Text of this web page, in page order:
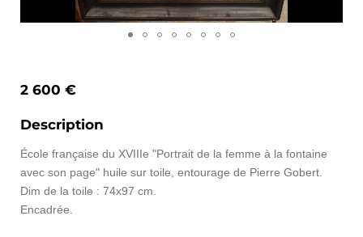
2 600 €
Description
École française du XVIIIe "Portrait de la femme à la fontaine
avec son page" huile sur toile, entourage de Pierre Gobert.
Dim de la toile : 74x97 cm.
Encadrée.